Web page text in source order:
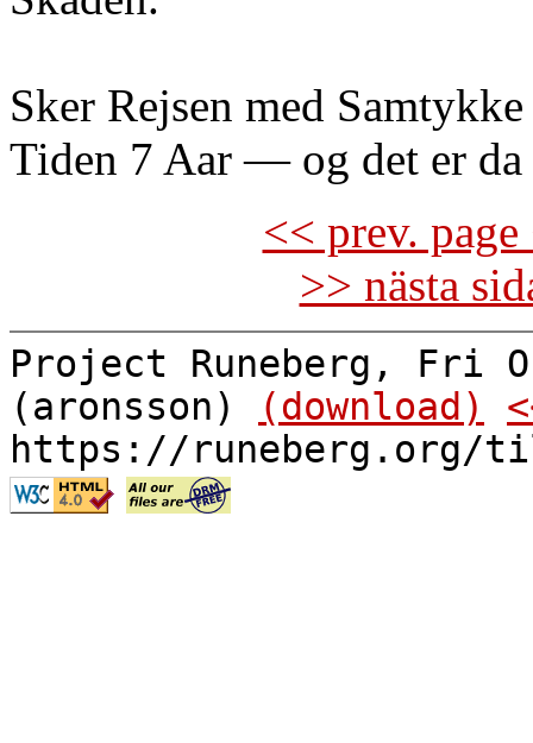
Sker Rejsen med
Tiden 7 Aar — og det er da
<< prev.
>> nästa
Project Runeberg, Fri
(aronsson)
(download)
https://runeberg.org/